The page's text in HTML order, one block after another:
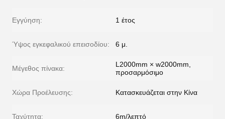
Εγγύηση: 1 έτος
Ύψος εγκεφαλικού επεισοδίου: 6 μ.
Μέγεθος πίνακα:
L2000mm × w2000mm,
προσαρμόσιμο
Χώρα Προέλευσης: Κατασκευάζεται στην Κίνα
Ταχύτητα: 6m/λεπτό